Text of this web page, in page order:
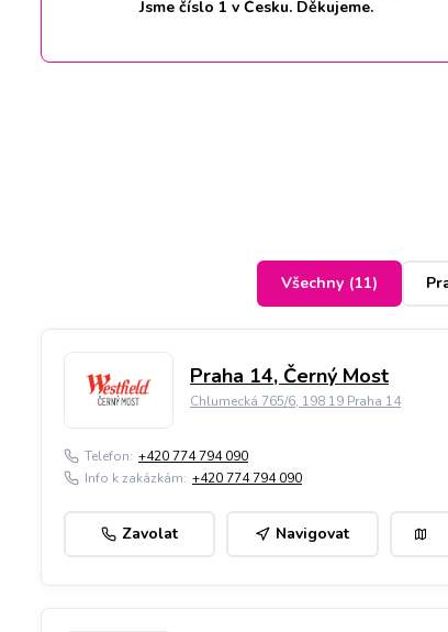
Jsme číslo 1 v Česku. Děkujeme.
Všechny (11)
Praha 14, Černý Most
Chlumecká 765/6, 198 19 Praha 14
Telefon: +420 774 794 090
Info k zakázkám: +420 774 794 090
Zavolat Navigovat